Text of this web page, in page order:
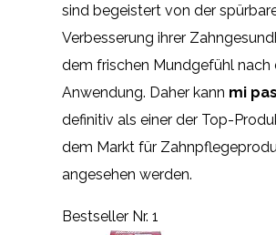
sind begeistert von der
Verbesserung ihrer
dem frischen Mundgefühl nach
Anwendung. Daher kann mi
definitiv als einer der Top-
dem Markt für
angesehen werden.
Bestseller Nr. 1